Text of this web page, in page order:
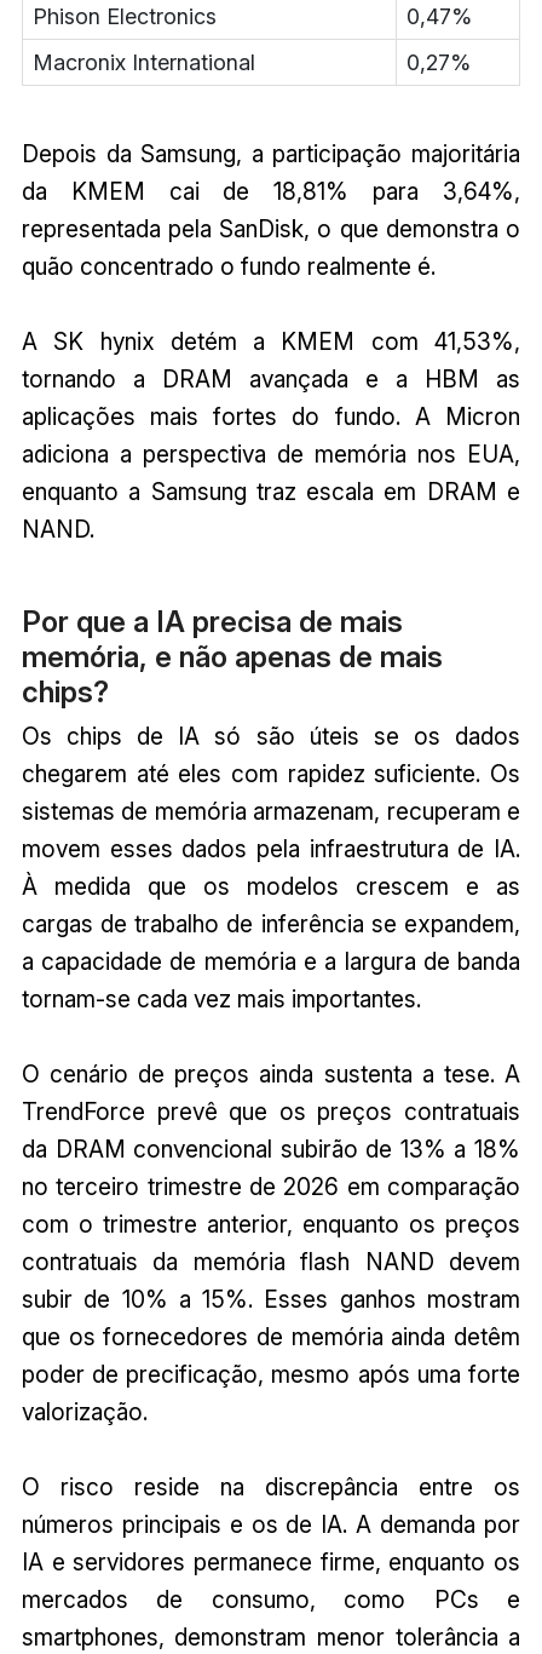
Phison Electronics
0,47%
Macronix International
0,27%
Depois da Samsung, a participação majoritária
da KMEM cai de 18,81% para 3,64%,
representada pela SanDisk, o que demonstra o
quão concentrado o fundo realmente é.
A SK hynix detém a KMEM com 41,53%,
tornando a DRAM avançada e a HBM as
aplicações mais fortes do fundo. A Micron
adiciona a perspectiva de memória nos EUA,
enquanto a Samsung traz escala em DRAM e
NAND.
Por que a IA precisa de mais
memória, e não apenas de mais
chips?
Os chips de IA só são úteis se os dados
chegarem até eles com rapidez suficiente. Os
sistemas de memória armazenam, recuperam e
movem esses dados pela infraestrutura de IA.
À medida que os modelos crescem e as
cargas de trabalho de inferência se expandem,
a capacidade de memória e a largura de banda
tornam-se cada vez mais importantes.
O cenário de preços ainda sustenta a tese. A
TrendForce prevê que os preços contratuais
da DRAM convencional subirão de 13% a 18%
no terceiro trimestre de 2026 em comparação
com o trimestre anterior, enquanto os preços
contratuais da memória flash NAND devem
subir de 10% a 15%. Esses ganhos mostram
que os fornecedores de memória ainda detêm
poder de precificação, mesmo após uma forte
valorização.
O risco reside na discrepância entre os
números principais e os de IA. A demanda por
IA e servidores permanece firme, enquanto os
mercados de consumo, como PCs e
smartphones, demonstram menor tolerância a